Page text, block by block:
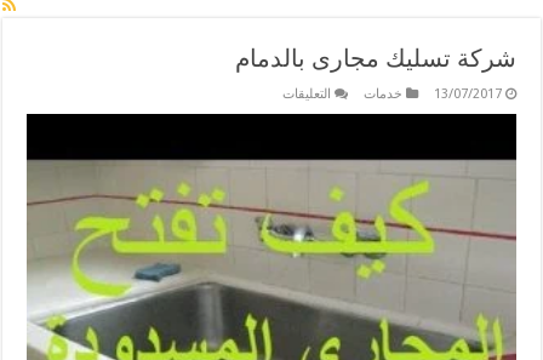
شركة تسليك مجارى بالدمام
13/07/2017 خدمات التعليقات
بالدمام